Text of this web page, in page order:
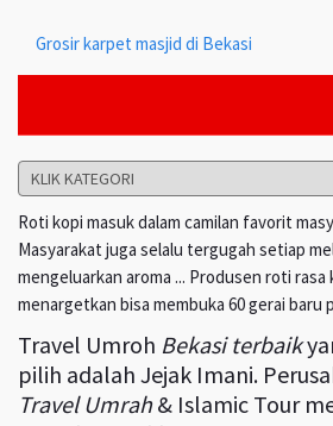
Grosir karpet masjid di Bekasi
Roti kopi masuk dalam camilan favorit
Masyarakat juga selalu tergugah setiap
mengeluarkan aroma ... Produsen roti rasa
menargetkan bisa membuka 60 gerai baru
Travel Umroh Bekasi terbaik
pilih adalah Jejak Imani.
Travel Umrah& Islamic Tour